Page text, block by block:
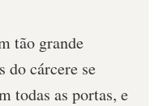
tão grande
do cárcere se
todas as portas, e